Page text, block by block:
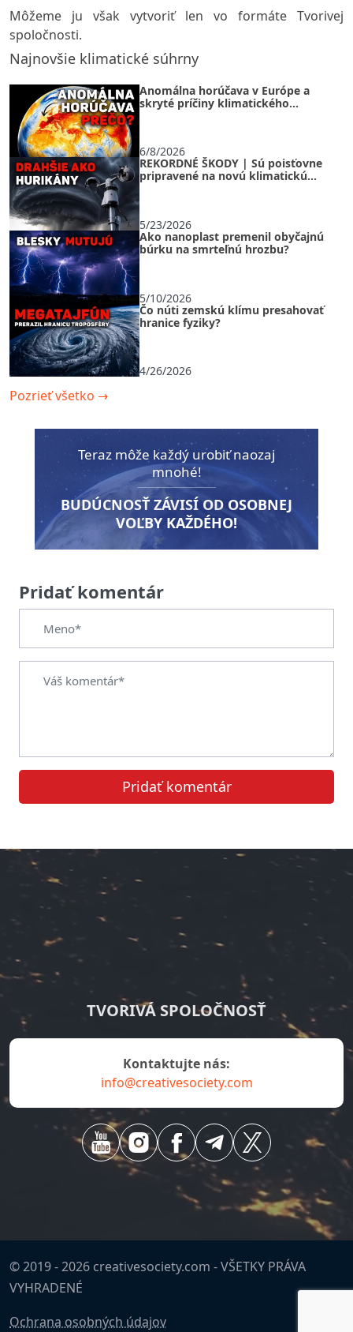
Môžeme ju však vytvoriť len vo formáte Tvorivej
spoločnosti.
Najnovšie klimatické súhrny
Anomálna horúčava v Európe a
skryté príčiny klimatického
6/8/2026
REKORDNÉ ŠKODY | Sú poisťovne
pripravené na novú klimatickú
5/23/2026
Ako nanoplast premenil obyčajnú
búrku na smrteľnú hrozbu?
5/10/2026
Čo núti zemskú klímu presahovať
hranice fyziky?
4/26/2026
Pozrieť všetko →
Teraz môže každý urobiť naozaj
mnohé!
BUDÚCNOSŤ ZÁVISÍ OD OSOBNEJ
VOĽBY KAŽDÉHO!
Pridať komentár
Pridať komentár
TVORIVÁ SPOLOČNOSŤ
Kontaktujte nás:
info@creativesociety.com
© 2019 -2026 creativesociety.com -VŠETKY PRÁVA
VYHRADENÉ
Ochrana osobných údajov